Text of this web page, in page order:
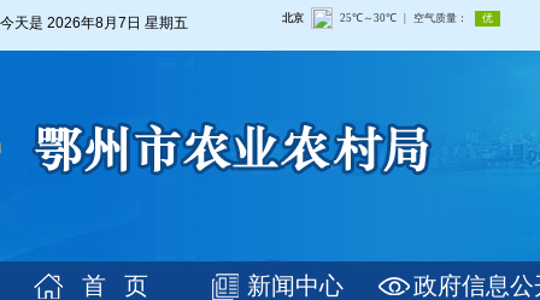
今天是 2026年8月7日 星期五
首 页 新闻中心 政府信息公